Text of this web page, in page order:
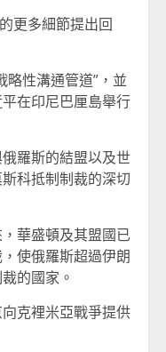
更多細節提出回
略性溝通管道”，並
在印尼巴厘島舉行
羅斯的結盟以及世
科抵制制裁的深切
華盛頓及其盟國已
使俄羅斯超過伊朗
的國家。
克裡米亞戰爭提供